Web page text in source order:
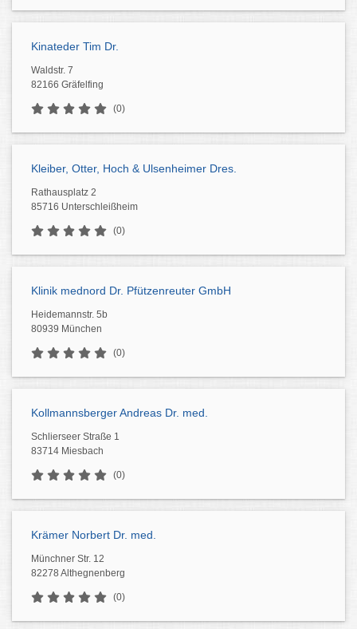
Kinateder Tim Dr.
Waldstr. 7
82166 Gräfelfing
(0)
Kleiber, Otter, Hoch & Ulsenheimer Dres.
Rathausplatz 2
85716 Unterschleißheim
(0)
Klinik mednord Dr. Pfützenreuter GmbH
Heidemannstr. 5b
80939 München
(0)
Kollmannsberger Andreas Dr. med.
Schlierseer Straße 1
83714 Miesbach
(0)
Krämer Norbert Dr. med.
Münchner Str. 12
82278 Althegnenberg
(0)